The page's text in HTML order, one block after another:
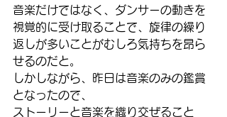
音楽だけではなく、ダンサーの動きを
視覚的に受け取ることで、旋律の繰り
返しが多いことがむしろ気持ちを昂ら
せるのだと。
しかしながら、昨日は音楽のみの鑑賞
となったので、
ストーリーと音楽を織り交ぜること